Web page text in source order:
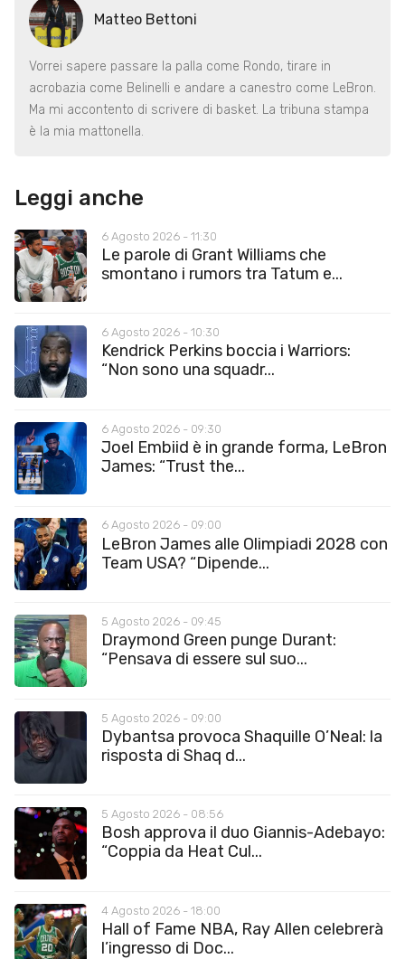
Matteo Bettoni
Vorrei sapere passare la palla come Rondo, tirare in
acrobazia come Belinelli e andare a canestro come LeBron.
Ma mi accontento di scrivere di basket. La tribuna stampa
è la mia mattonella.
Leggi anche
6 Agosto 2026 - 11:30
Le parole di Grant Williams che
smontano i rumors tra Tatum e...
6 Agosto 2026 - 10:30
Kendrick Perkins boccia i Warriors:
“Non sono una squadr...
6 Agosto 2026 - 09:30
Joel Embiid è in grande forma, LeBron
James: “Trust the...
6 Agosto 2026 - 09:00
LeBron James alle Olimpiadi 2028 con
Team USA? “Dipende...
5 Agosto 2026 - 09:45
Draymond Green punge Durant:
“Pensava di essere sul suo...
5 Agosto 2026 - 09:00
Dybantsa provoca Shaquille O’Neal: la
risposta di Shaq d...
5 Agosto 2026 - 08:56
Bosh approva il duo Giannis-Adebayo:
“Coppia da Heat Cul...
4 Agosto 2026 - 18:00
Hall of Fame NBA, Ray Allen celebrerà
l’ingresso di Doc...